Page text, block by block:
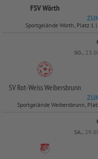
FSV Wörth
Sportgelände Wörth, Platz 1
SO..
SV Rot-Weiss Weibersbrunn
Sportgelände Weibersbrunn,
SA..